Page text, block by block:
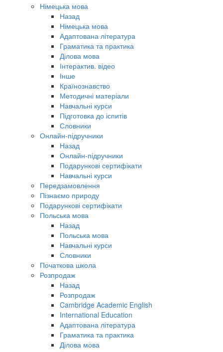
Німецька мова
Назад
Німецька мова
Адаптована література
Граматика та практика
Ділова мова
Інтерактив. відео
Інше
Країнознавство
Методичні матеріали
Навчальні курси
Підготовка до іспитів
Словники
Онлайн-підручники
Назад
Онлайн-підручники
Подарункові сертифікати
Навчальні курси
Передзамовлення
Пізнаємо природу
Подарункові сертифікати
Польська мова
Назад
Польська мова
Навчальні курси
Словники
Початкова школа
Розпродаж
Назад
Розпродаж
Cambridge Academic English
International Education
Адаптована література
Граматика та практика
Ділова мова